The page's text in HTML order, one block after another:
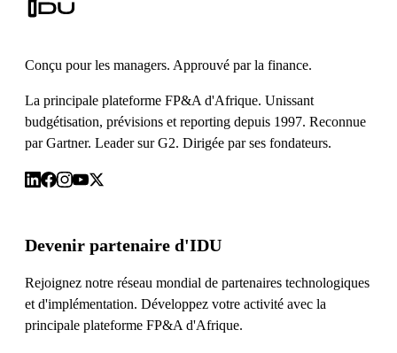
Conçu pour les managers. Approuvé par la finance.
La principale plateforme FP&A d'Afrique. Unissant
budgétisation, prévisions et reporting depuis 1997. Reconnue
par Gartner. Leader sur G2. Dirigée par ses fondateurs.
Devenir partenaire d'IDU
Rejoignez notre réseau mondial de partenaires technologiques
et d'implémentation. Développez votre activité avec la
principale plateforme FP&A d'Afrique.